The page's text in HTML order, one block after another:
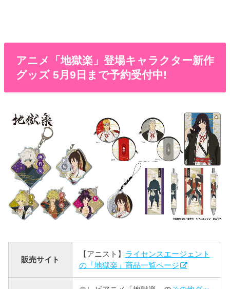
アニメ「地獄楽」登場キャラクター新作
グッズ 5月9日まで予約受付中!
販売サイト
【アニスト】 ライセンスエージェント
の「地獄楽」商品一覧ページ